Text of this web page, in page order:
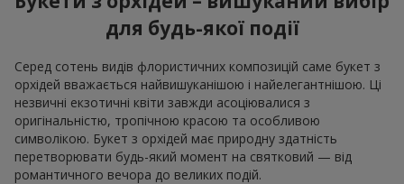
для будь-якої події
Серед сотень видів флористичних композицій саме букет з
орхідей вважається найвишуканішою і найелегантнішою. Ці
незвичні екзотичні квіти завжди асоціювалися з
оригінальністю, тропічною красою та особливою
символікою. Букет з орхідей має природну здатність
перетворювати будь-який момент на святковий — від
романтичного вечора до великих подій.